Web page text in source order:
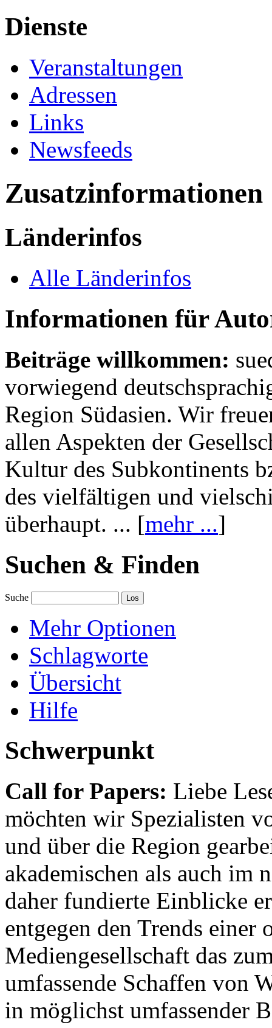
Dienste
Veranstaltungen
Adressen
Links
Newsfeeds
Zusatzinformationen
Länderinfos
Alle Länderinfos
Informationen für
Beiträge willkommen:
vorwiegend
Region Südasien. Wir
allen Aspekten der
Kultur des Subkontinents
des vielfältigen und
überhaupt. ... [mehr ...]
Suchen & Finden
Suche
Mehr Optionen
Schlagworte
Übersicht
Hilfe
Schwerpunkt
Call for Papers: Liebe
möchten wir Spezialisten
und über die Region
akademischen als auch im
daher fundierte Einblicke
entgegen den Trends einer
Mediengesellschaft das
umfassende Schaffen von
in möglichst umfassender